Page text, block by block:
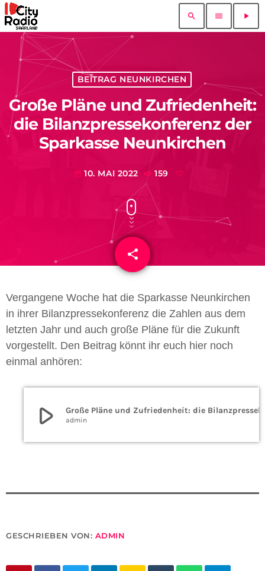
search menu play_arrow
BEITRAG NEUNKIRCHEN
Große Pläne und Zufriedenheit:
die Bilanzpressekonferenz der
Sparkasse Neunkirchen
today 10. MAI 2022 159
share
email
Vergangene Woche hat die Sparkasse Neunkirchen
in ihrer Bilanzpressekonferenz die Zahlen aus dem
letzten Jahr und auch große Pläne für die Zukunft
vorgestellt. Den Beitrag könnt ihr euch hier noch
einmal anhören:
play_arrow admin
GESCHRIEBEN VON: ADMIN